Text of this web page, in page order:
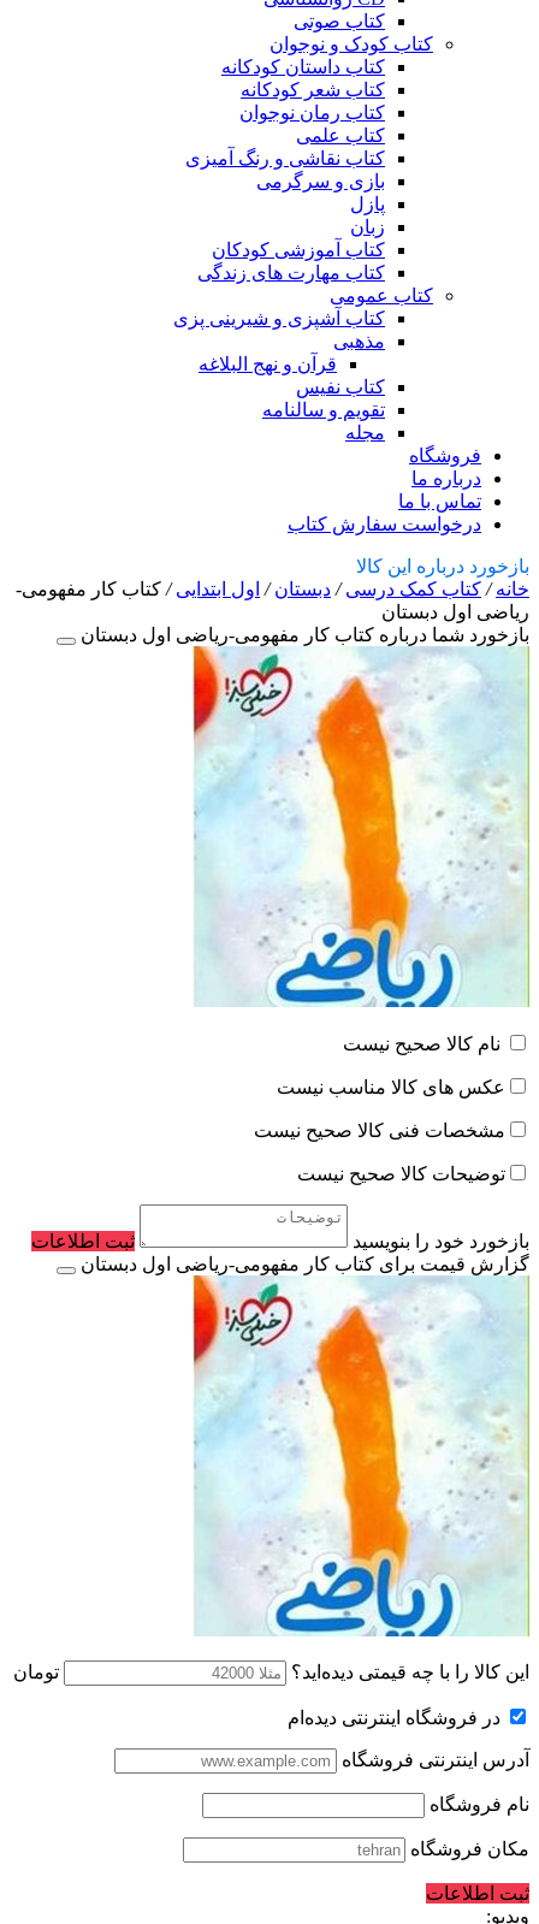
کتاب صوتی
کتاب کودک و نوجوان
کتاب داستان کودکانه
کتاب شعر کودکانه
کتاب رمان نوجوان
کتاب علمی
کتاب نقاشی و رنگ آمیزی
بازی و سرگرمی
پازل
زبان
کتاب آموزشی کودکان
کتاب مهارت های زندگی
کتاب عمومی
کتاب آشپزی و شیرینی پزی
مذهبی
قرآن و نهج البلاغه
کتاب نفیس
تقویم و سالنامه
مجله
فروشگاه
درباره ما
تماس با ما
درخواست سفارش کتاب
بازخورد درباره این کالا
خانه/ کتاب کمک درسی/ دبستان/ اول ابتدایی/ کتاب کار مفهومی-
ریاضی اول دبستان
بازخورد شما درباره کتاب کار مفهومی-ریاضی اول دبستان
نام کالا صحیح نیست
عکس های کالا مناسب نیست
مشخصات فنی کالا صحیح نیست
توضیحات کالا صحیح نیست
بازخورد خود را بنویسید
ثبت اطلاعات
گزارش قیمت برای کتاب کار مفهومی-ریاضی اول دبستان
این کالا را با چه قیمتی دیده‌اید؟ تومان
در فروشگاه اینترنتی دیده‌ام
آدرس اینترنتی فروشگاه
نام فروشگاه
مکان فروشگاه
ثبت اطلاعات
ویدیو: